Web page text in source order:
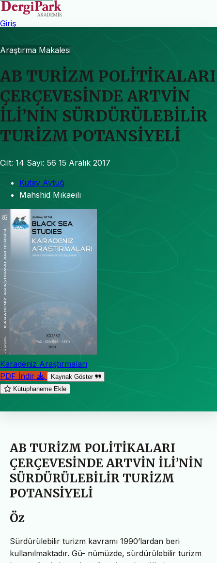
Giriş
Araştırma Makalesi
AB TURİZM POLİTİKALARI
ÇERÇEVESİNDE ARTVİN
İLİ’NİN SÜRDÜRÜLEBİLİR
TURİZM POTANSİYELİ
Cilt: 14 Sayı: 56 15 Aralık 2017
Kutay Aytuğ
Mahshid Mıkaeılı
Karadeniz Araştırmaları
PDF İndir
Kaynak Göster
Kütüphaneme Ekle
AB TURİZM POLİTİKALARI
ÇERÇEVESİNDE ARTVİN İLİ’NİN
SÜRDÜRÜLEBİLİR TURİZM
POTANSİYELİ
Öz
Sürdürülebilir turizm kavramı 1990’lardan beri
kullanılmaktadır. Gü- nümüzde, sürdürülebilir turizm